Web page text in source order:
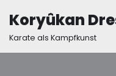
Zum
Koryûkan
Karate als Kampfkunst